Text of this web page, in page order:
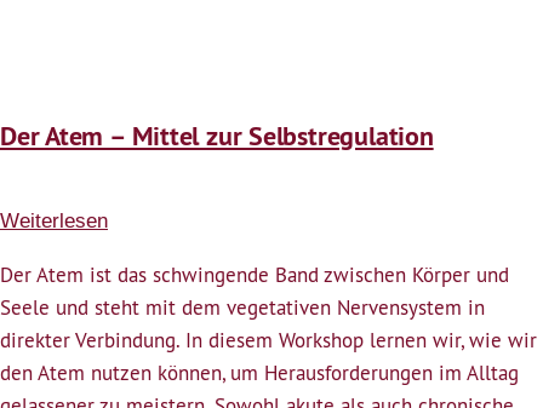
Der Atem – Mittel zur Selbstregulation
Weiterlesen
Atem
–
Mittel
zur
Der Atem ist das schwingende Band zwischen Körper und
Seele und steht mit dem vegetativen Nervensystem in
direkter Verbindung. In diesem Workshop lernen wir, wie wir
den Atem nutzen können, um Herausforderungen im Alltag